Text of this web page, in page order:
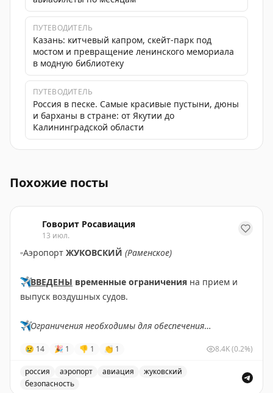
ПУТЕВОДИТЕЛЬ
Казань: китчевый капром, скейт-парк под
мостом и превращение ленинского мемориала
в модную библиотеку
ПУТЕВОДИТЕЛЬ
Россия в песке. Самые красивые пустыни, дюны
и барханы в стране: от Якутии до
Калининградской области
Похожие посты
Говорит Росавиация
13 июл.
▫️Аэропорт ЖУКОВСКИЙ (Раменское)
✈️ВВЕДЕНЫ временные ограничения на прием и
выпуск воздушных судов.
✈️Ограничения необходимы для обеспечения
✈️ Говорит Росавиация|MАХ
😢 14 🎉 1 👎 1 👏 1 8.4K(0.2%)
россия аэропорт авиация
жуковский
безопасность